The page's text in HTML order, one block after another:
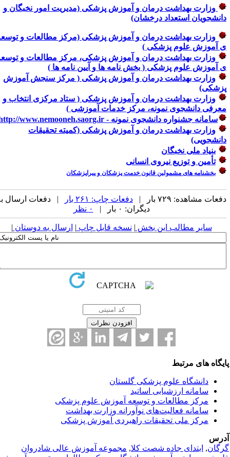
وزارت بهداشت درمان و آموزش پزشکی (مدیریت امور نخبگان و
دانشجویان استعداد درخشان)
وزارت بهداشت درمان و آموزش پزشکی (مرکز مطالعات و
ی آموزش علوم پزشکی )
وزارت بهداشت درمان و آموزش پزشکی، مرکز مطالعات و
ی آموزش علوم پزشکی ( بخش نامه ها و آیین نامه ها )
وزارت بهداشت درمان و آموزش پزشکی ( مرکز سنجش آموزش
پزشکی)
وزارت بهداشت درمان و آموزش پزشکی ( ستاد مرکزی انتخاب و
معرفی دانشجوی نمونه، مرکز خدمات آموزشی )
سامانه جشنواره دانشجوی نمونه - http://www.nemooneh.saorg.ir/
وزارت بهداشت درمان و آموزش پزشکی (کمیته تحقیقات
دانشجویی)
بنیاد ملی نخبگان
تأمین و توزیع نیروی انسانی
بخشنامه های مشمولین قانون خدمت پزشکان و پیراپزشکان
دفعات مشاهده: ۷۲۹ بار | دفعات چاپ: ۲۶۱ بار
| دفعات ارسال
دیگران: ۰ بار |
۰ نظر
سایر مطالب این بخش | نسخه قابل چاپ | ارسال به دوستان
های مرتبط
دانشگاه علوم پزشکی گلستان
سامانه ارزشیابی اساتید
مرکز مطالعات و توسعه آموزش علوم پزشکی
سامانه فعالیت‌های نوآورانه وزارت بهداشت
مرکز ملی تحقیقات راهبردی آموزش پزشکی
, ابتدای جاده شصت کلا, مجموعه آموزش عالی شادروان